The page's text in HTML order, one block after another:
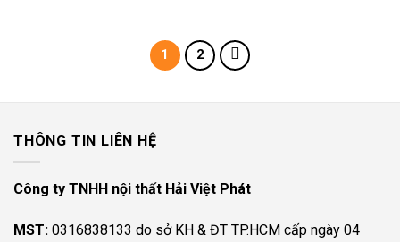
1 2
THÔNG TIN LIÊN HỆ
Công ty TNHH nội thất Hải Việt Phát
MST: 0316838133 do sở KH & ĐT TP.HCM cấp ngày 04